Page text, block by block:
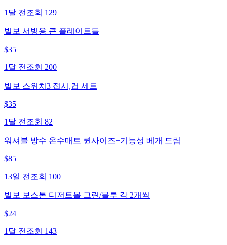
1달 전 조회 129
빌보 서빙용 큰 플레이트들
$35
1달 전 조회 200
빌보 스위치3 접시,컵 세트
$35
1달 전 조회 82
워셔블 방수 온수매트 퀸사이즈+기능성 베개 드림
$85
13일 전 조회 100
빌보 보스톤 디저트볼 그린/블루 각 2개씩
$24
1달 전 조회 143